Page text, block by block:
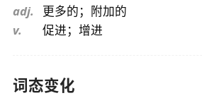
adj.
更多的；附加的
v.
促进；增进
词态变化